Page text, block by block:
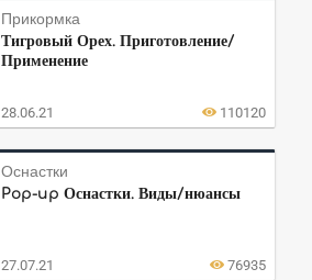
Прикормка
Тигровый Орех. Приготовление/
Применение
28.06.21 110120
Оснастки
Pop-up Оснастки. Виды/нюансы
27.07.21 76935